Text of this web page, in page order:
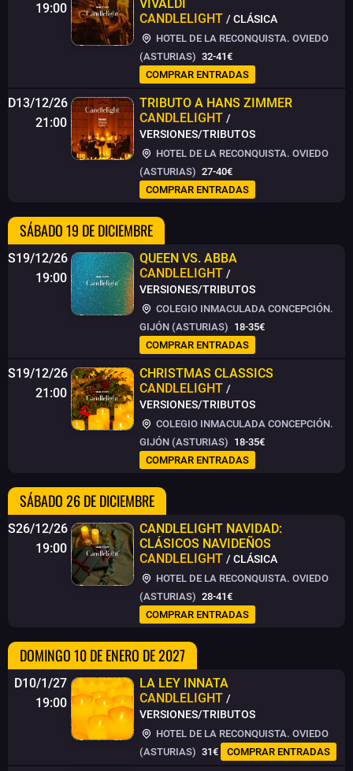
19:00
VIVALDI
CANDLELIGHT / CLÁSICA
HOTEL DE LA RECONQUISTA. OVIEDO
(ASTURIAS) 32-41€
COMPRAR ENTRADAS
D13/12/26
21:00
TRIBUTO A HANS ZIMMER
CANDLELIGHT /
VERSIONES/TRIBUTOS
HOTEL DE LA RECONQUISTA. OVIEDO
(ASTURIAS) 27-40€
COMPRAR ENTRADAS
SÁBADO 19 DE DICIEMBRE
S19/12/26
19:00
QUEEN VS. ABBA
CANDLELIGHT /
VERSIONES/TRIBUTOS
COLEGIO INMACULADA CONCEPCIÓN.
GIJÓN (ASTURIAS) 18-35€
COMPRAR ENTRADAS
S19/12/26
21:00
CHRISTMAS CLASSICS
CANDLELIGHT /
VERSIONES/TRIBUTOS
COLEGIO INMACULADA CONCEPCIÓN.
GIJÓN (ASTURIAS) 18-35€
COMPRAR ENTRADAS
SÁBADO 26 DE DICIEMBRE
S26/12/26
19:00
CANDLELIGHT NAVIDAD:
CLÁSICOS NAVIDEÑOS
CANDLELIGHT / CLÁSICA
HOTEL DE LA RECONQUISTA. OVIEDO
(ASTURIAS) 28-41€
COMPRAR ENTRADAS
DOMINGO 10 DE ENERO DE 2027
D10/1/27
19:00
LA LEY INNATA
CANDLELIGHT /
VERSIONES/TRIBUTOS
HOTEL DE LA RECONQUISTA. OVIEDO
(ASTURIAS) 31€ COMPRAR ENTRADAS